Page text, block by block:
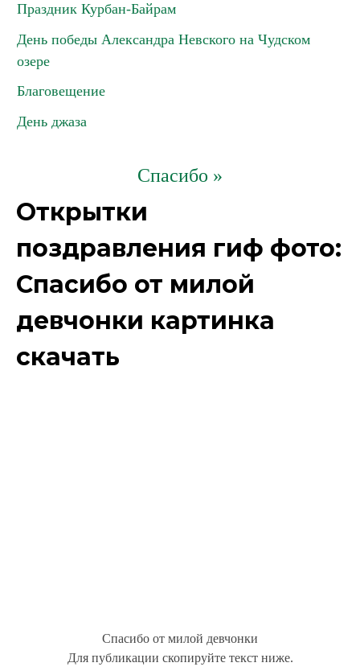
Праздник Курбан-Байрам
День победы Александра Невского на Чудском
озере
Благовещение
День джаза
Спасибо »
Открытки
поздравления гиф фото:
Спасибо от милой
девчонки картинка
скачать
Спасибо от милой девчонки
Для публикации скопируйте текст ниже.